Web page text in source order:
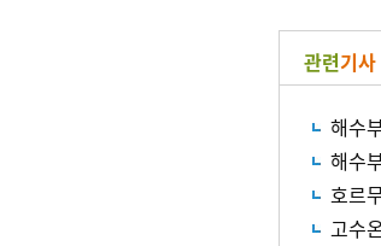
관련기사
해수
해수
호르
고수